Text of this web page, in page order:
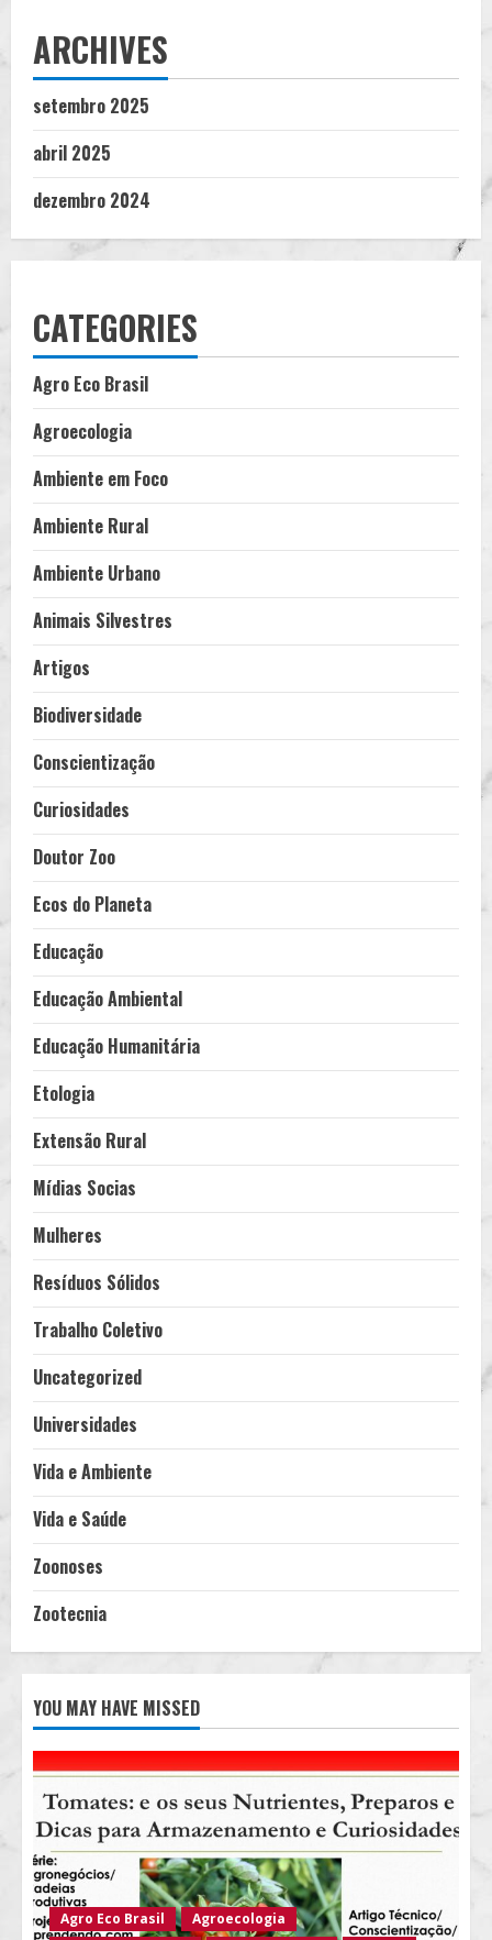
ARCHIVES
setembro 2025
abril 2025
dezembro 2024
CATEGORIES
Agro Eco Brasil
Agroecologia
Ambiente em Foco
Ambiente Rural
Ambiente Urbano
Animais Silvestres
Artigos
Biodiversidade
Conscientização
Curiosidades
Doutor Zoo
Ecos do Planeta
Educação
Educação Ambiental
Educação Humanitária
Etologia
Extensão Rural
Mídias Socias
Mulheres
Resíduos Sólidos
Trabalho Coletivo
Uncategorized
Universidades
Vida e Ambiente
Vida e Saúde
Zoonoses
Zootecnia
YOU MAY HAVE MISSED
Agro Eco Brasil
Agroecologia